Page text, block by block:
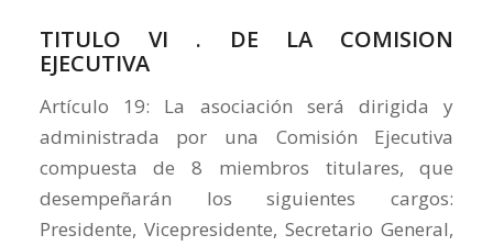
TITULO VI . DE LA COMISION
EJECUTIVA
Artículo 19: La asociación será dirigida y
administrada por una Comisión Ejecutiva
compuesta de 8 miembros titulares, que
desempeñarán los siguientes cargos:
Presidente, Vicepresidente, Secretario General,